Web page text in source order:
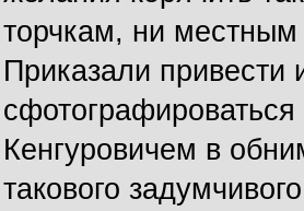
торчкам, ни
Приказали привести
Кенгуровичем в
такового